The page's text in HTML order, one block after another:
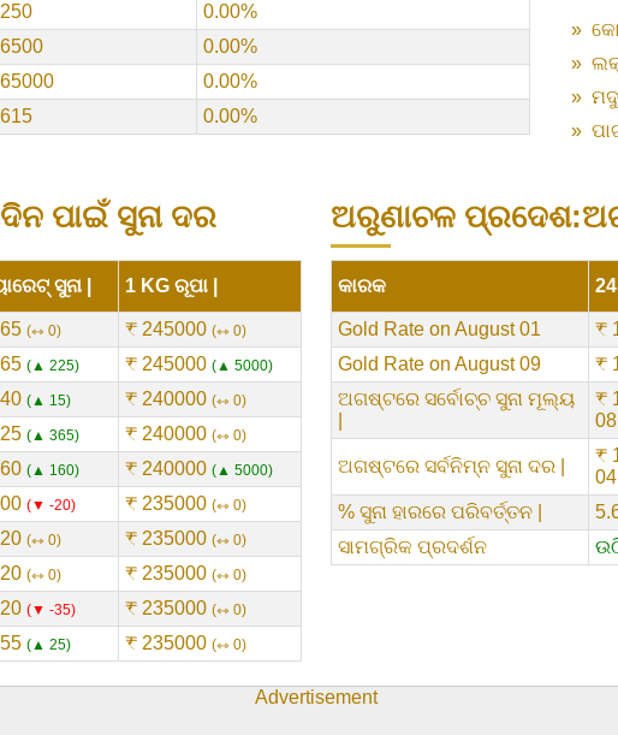
0.00%
0.00%
0.00%
0.00%
»
»
»
»
ପାଇଁ ସୁନା ଦର
ସୁନା | 1 KG ରୂପା |
⇿ 0 ₹ 245000 ⇿ 0
▲ 225 ₹ 245000 ▲ 5000
▲ 15 ₹ 240000 ⇿ 0
▲ 365 ₹ 240000 ⇿ 0
▲ 160 ₹ 240000 ▲ 5000
▼ -20 ₹ 235000 ⇿ 0
⇿ 0 ₹ 235000 ⇿ 0
⇿ 0 ₹ 235000 ⇿ 0
▼ -35 ₹ 235000 ⇿ 0
▲ 25 ₹ 235000 ⇿ 0
ଅରୁଣାଚଳ
କାରକ
Gold Rate on August 01 ₹
Gold Rate on August 09
₹
ଅଗଷ୍ଟରେ ସର୍ବୋଚ୍ଚ ସୁନା ମୂଲ୍ୟ
₹
08
ଅଗଷ୍ଟରେ ସର୍ବନିମ୍ନ ସୁନା ଦର |
₹
04
% ସୁନା ହାରରେ ପରିବର୍ତ୍ତନ |
ସାମଗ୍ରିକ ପ୍ରଦର୍ଶନ
Advertisement